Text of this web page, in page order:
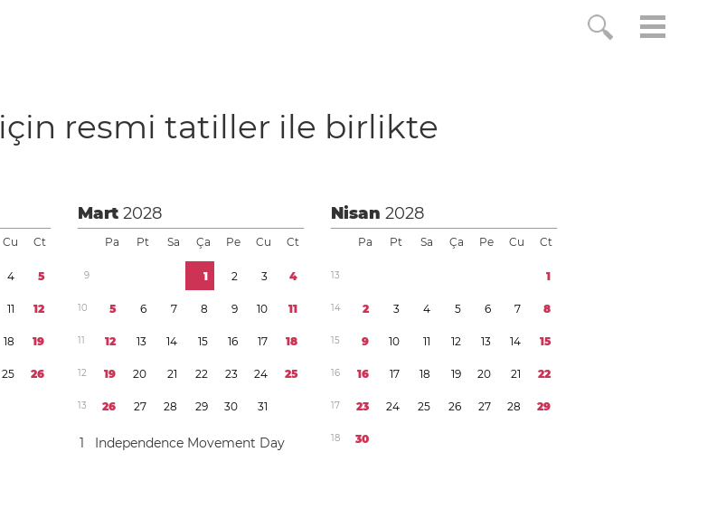
için resmi tatiller ile birlikte
Cu Ct
4 5
11 12
18 19
25 26
Mart2028
Pa Pt Sa Ça Pe Cu Ct
9 1 2 3 4
10 5 6 7 8 9 10 11
11 12 13 14 15 16 17 18
12 19 20 21 22 23 24 25
13 26 27 28 29 30 31
1 Independence Movement Day
Nisan2028
Pa Pt Sa Ça Pe Cu Ct
13 1
14 2 3 4 5 6 7 8
15 9 10 11 12 13 14 15
16 16 17 18 19 20 21 22
17 23 24 25 26 27 28 29
18 30